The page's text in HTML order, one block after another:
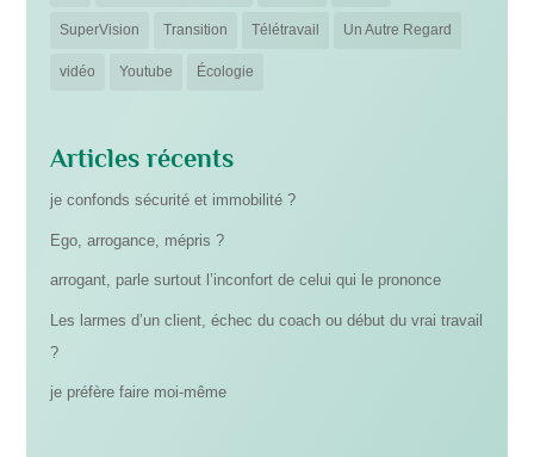
SuperVision Transition Télétravail Un Autre Regard
vidéo Youtube Écologie
Articles récents
je confonds sécurité et immobilité ?
Ego, arrogance, mépris ?
arrogant, parle surtout l’inconfort de celui qui le prononce
Les larmes d’un client, échec du coach ou début du vrai travail
?
je préfère faire moi-même